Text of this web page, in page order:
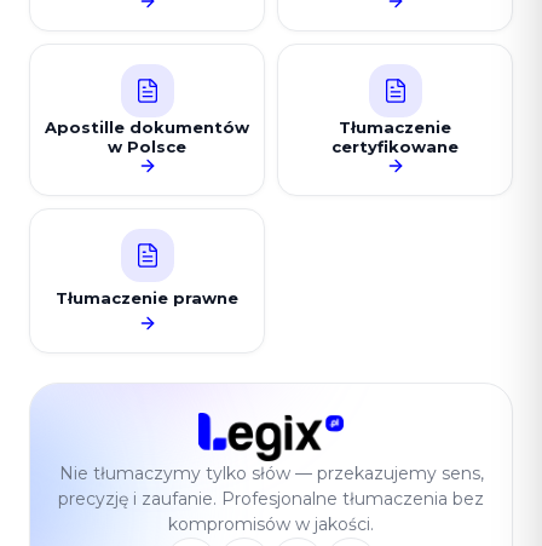
Apostille dokumentów
w Polsce
Tłumaczenie
certyfikowane
Tłumaczenie prawne
Nie tłumaczymy tylko słów — przekazujemy sens,
precyzję i zaufanie. Profesjonalne tłumaczenia bez
kompromisów w jakości.